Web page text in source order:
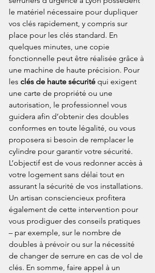
le matériel nécessaire pour dupliquer
vos clés rapidement, y compris sur
place pour les clés standard. En
quelques minutes, une copie
fonctionnelle peut être réalisée grâce à
une machine de haute précision. Pour
les clés de haute sécurité qui exigent
une carte de propriété ou une
autorisation, le professionnel vous
guidera afin d’obtenir des doubles
conformes en toute légalité, ou vous
proposera si besoin de remplacer le
cylindre pour garantir votre sécurité.
L’objectif est de vous redonner accès à
votre logement sans délai tout en
assurant la sécurité de vos installations.
Un artisan consciencieux profitera
également de cette intervention pour
vous prodiguer des conseils pratiques
– par exemple, sur le nombre de
doubles à prévoir ou sur la nécessité
de changer de serrure en cas de vol de
clés. En somme, faire appel à un